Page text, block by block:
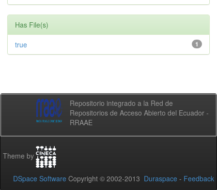
Has File(s)
1
true
Repositorio integrado a la Red de
Repositorios de Acceso Abierto del Ecuador -
RRAAE
Theme by
DSpace Software Copyright © 2002-2013 Duraspace - Feedback